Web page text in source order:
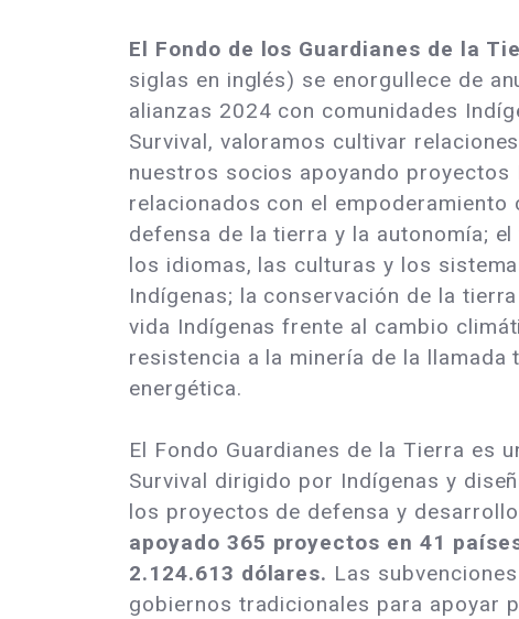
El Fondo de los Guardianes de la
siglas en inglés) se enorgullece de
alianzas 2024 con comunidades
Survival, valoramos cultivar
nuestros socios apoyando proyectos
relacionados con el empoderamiento
defensa de la tierra y la autonomía;
los idiomas, las culturas y los
Indígenas; la conservación de la
vida Indígenas frente al cambio
resistencia a la minería de la llamada
energética.
El Fondo Guardianes de la Tierra es
Survival dirigido por Indígenas y
los proyectos de defensa y
apoyado 365 proyectos en 41
2.124.613 dólares. Las
gobiernos tradicionales para apoyar